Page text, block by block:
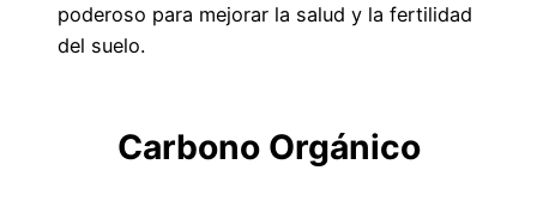
poderoso para mejorar la salud y la fertilidad
del suelo.
Carbono Orgánico